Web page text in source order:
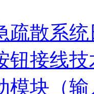
疏散系
钮接线
模块（